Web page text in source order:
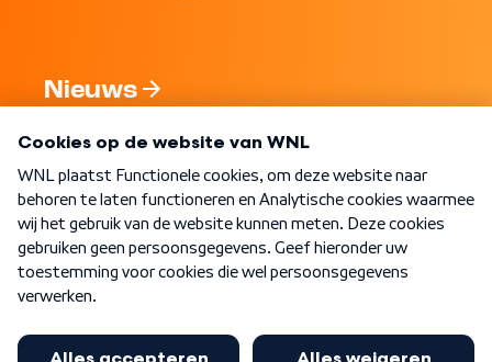
Nieuws
Nieuwsbrief
Word Lid